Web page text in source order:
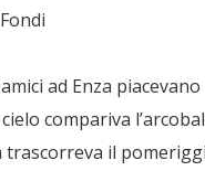
ad Enza
compariva
il